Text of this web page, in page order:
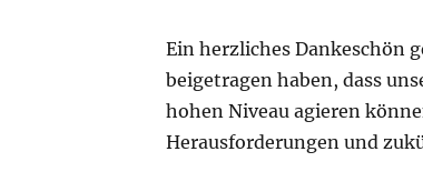
Ein herzliches Dankeschön
beigetragen haben, dass
hohen Niveau agieren
Herausforderungen und